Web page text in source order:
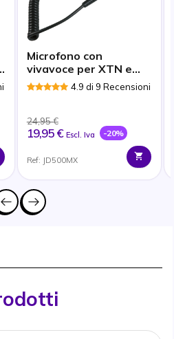
Microfono con
vivavoce per XTN e
CLS
4.9 di 9 Recensioni
24,95 €
19,95 € Escl. Iva -20%
Ref: JD500MX